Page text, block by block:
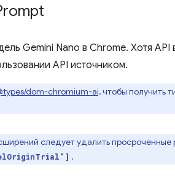
Gemini Nano в Chrome. Хотя
API источником.
dom-chromium-ai,чтобы получить
следует удалить
.